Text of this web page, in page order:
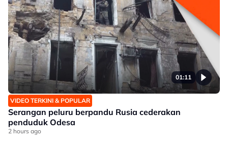
01:11
VIDEO TERKINI & POPULAR
Serangan peluru berpandu Rusia cederakan
penduduk Odesa
2 hours ago